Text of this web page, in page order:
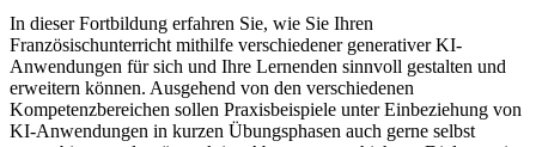
In dieser Fortbildung erfahren Sie, wie Sie Ihren
Französischunterricht mithilfe verschiedener generativer KI-
Anwendungen für sich und Ihre Lernenden sinnvoll gestalten und
erweitern können. Ausgehend von den verschiedenen
Kompetenzbereichen sollen Praxisbeispiele unter Einbeziehung von
KI-Anwendungen in kurzen Übungsphasen auch gerne selbst